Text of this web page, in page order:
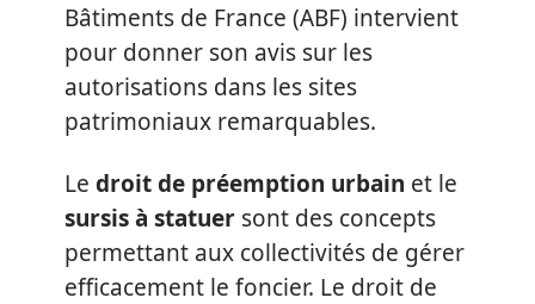
Bâtiments de France (ABF) intervient
pour donner son avis sur les
autorisations dans les sites
patrimoniaux remarquables.
Le droit de préemption urbain et le
sursis à statuer sont des concepts
permettant aux collectivités de gérer
efficacement le foncier. Le droit de